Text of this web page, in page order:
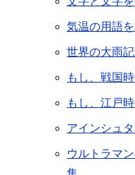
気温の用語
世界の大雨
もし、戦国
もし、江戸
アインシュ
ウルトラマ